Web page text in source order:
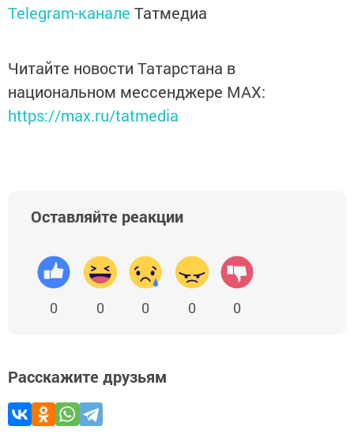
Telegram-канале Татмедиа
Читайте новости Татарстана в
национальном мессенджере MАХ:
https://max.ru/tatmedia
Оставляйте реакции
0 0 0 0 0
Расскажите друзьям